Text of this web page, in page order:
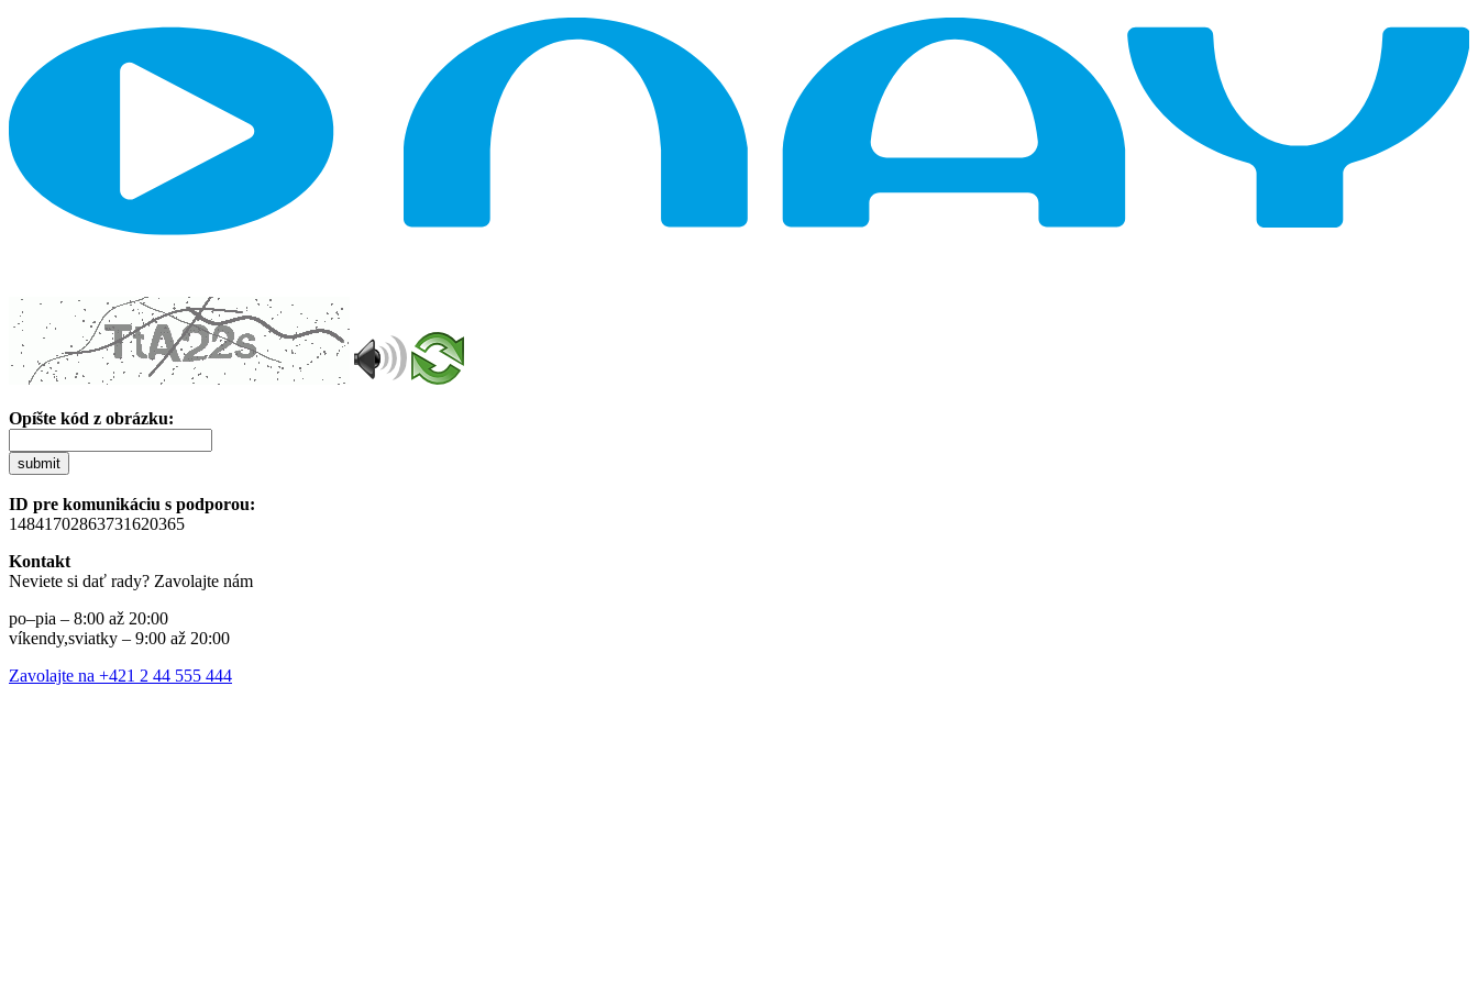
Opíšte kód z obrázku:
submit
ID pre komunikáciu s podporou:
14841702863731620365
Kontakt
Neviete si dať rady? Zavolajte nám
po–pia – 8:00 až 20:00
víkendy,sviatky – 9:00 až 20:00
Zavolajte na +421 2 44 555 444